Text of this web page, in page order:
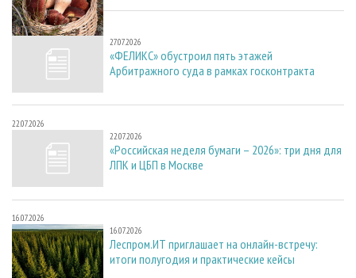
27.07.2026
27.07.2026
«ФЕЛИКС» обустроил пять этажей
Арбитражного суда в рамках госконтракта
22.07.2026
22.07.2026
«Российская неделя бумаги – 2026»: три дня для
ЛПК и ЦБП в Москве
16.07.2026
16.07.2026
Леспром.ИТ приглашает на онлайн-встречу:
итоги полугодия и практические кейсы